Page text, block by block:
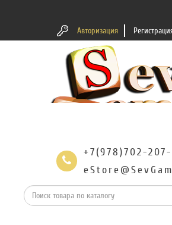
Авторизация
+7(978)702-207-